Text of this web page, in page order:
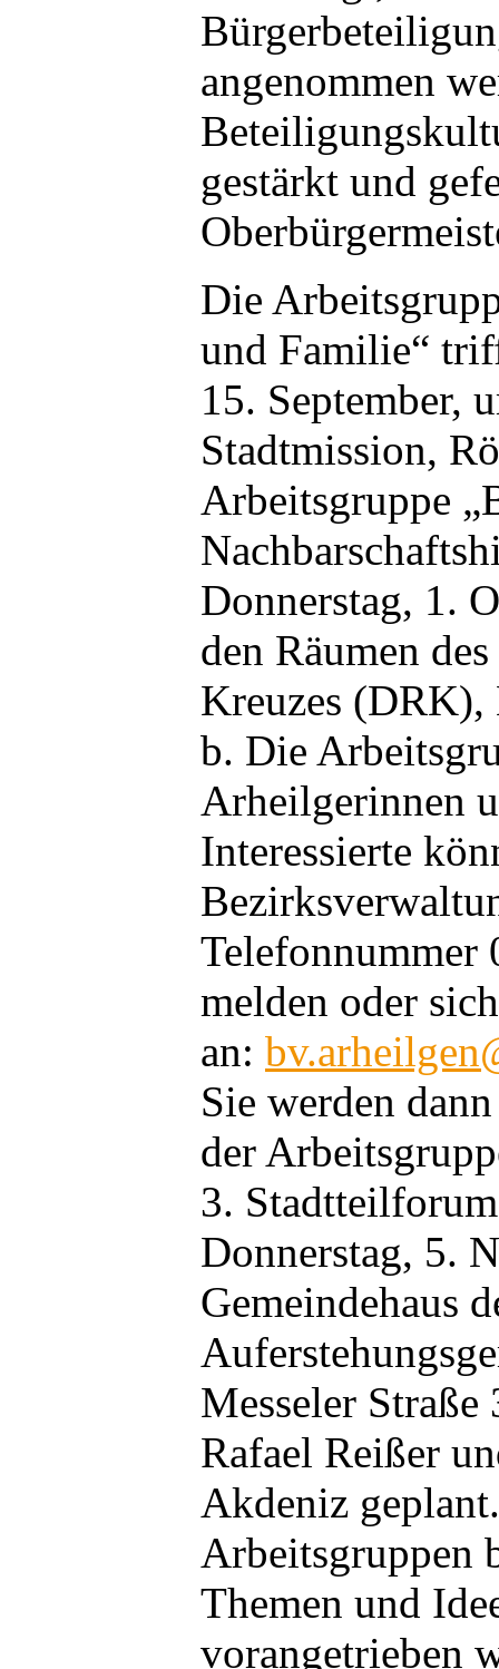
angenommen
gestärkt und
Die
und Familie“
15. September,
Stadtmission,
Arbeitsgruppe
Donnerstag, 1.
den Räumen
Kreuzes (DRK),
b. Die
Arheilgerinnen
Interessierte
Telefonnummer
melden oder
an:
Sie werden
der
3.
Donnerstag, 5.
Gemeindehaus
Messeler
Rafael Reißer
Akdeniz
Arbeitsgruppen
Themen und
vorangetrieben